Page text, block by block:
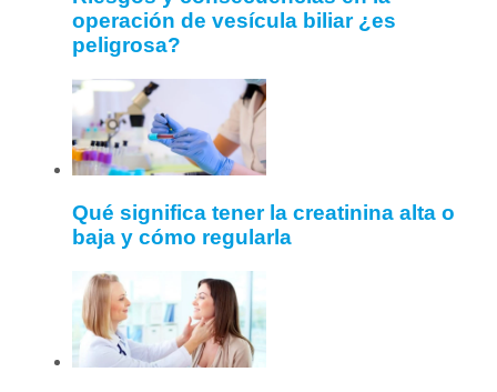
operación de vesícula biliar ¿es
peligrosa?
Qué significa tener la creatinina alta o
baja y cómo regularla